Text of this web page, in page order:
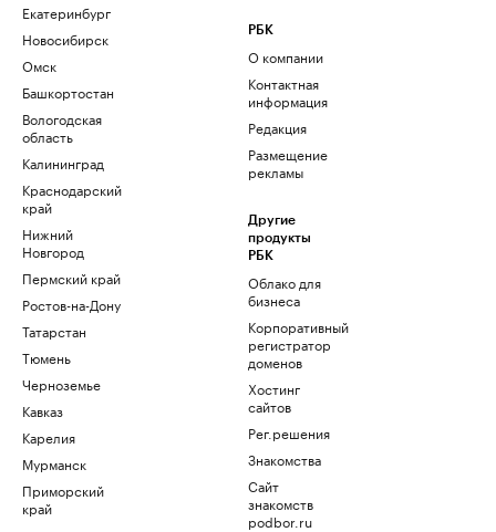
Екатеринбург
Новосибирск
Омск
Башкортостан
Вологодская
область
Калининград
Краснодарский
край
Нижний
Новгород
Пермский край
Ростов-на-Дону
Татарстан
Тюмень
Черноземье
Кавказ
Карелия
Мурманск
Приморский
край
РБК
О компании
Контактная
информация
Редакция
Размещение
рекламы
Другие
продукты
РБК
Облако для
бизнеса
Корпоративный
регистратор
доменов
Хостинг
сайтов
Рег.решения
Знакомства
Сайт
знакомств
podbor.ru